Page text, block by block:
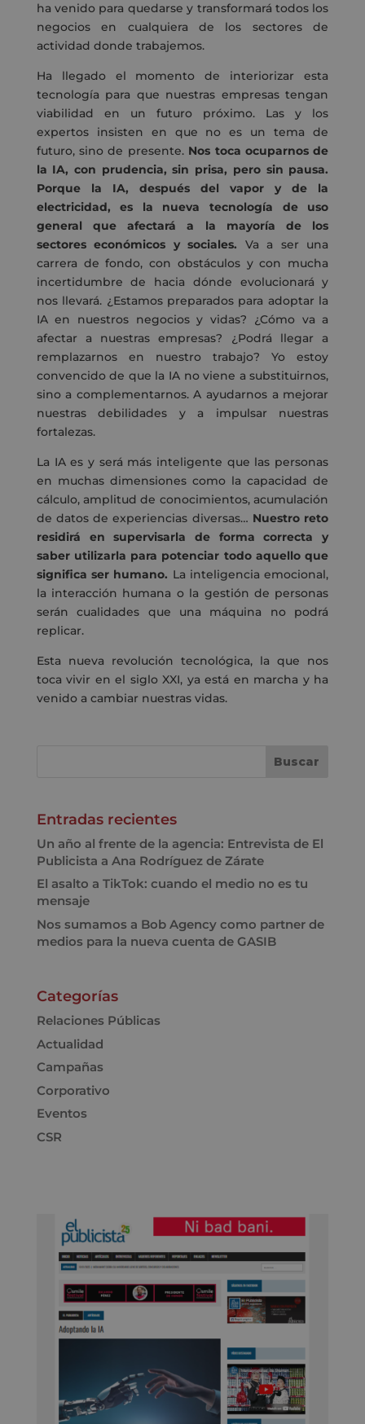
ha venido para quedarse y transformará todos los
negocios en cualquiera de los sectores de
actividad donde trabajemos.
Ha llegado el momento de interiorizar esta
tecnología para que nuestras empresas tengan
viabilidad en un futuro próximo. Las y los
expertos insisten en que no es un tema de
futuro, sino de presente. Nos toca ocuparnos de
la IA, con prudencia, sin prisa, pero sin pausa.
Porque la IA, después del vapor y de la
electricidad, es la nueva tecnología de uso
general que afectará a la mayoría de los
sectores económicos y sociales. Va a ser una
carrera de fondo, con obstáculos y con mucha
incertidumbre de hacia dónde evolucionará y
nos llevará. ¿Estamos preparados para adoptar la
IA en nuestros negocios y vidas? ¿Cómo va a
afectar a nuestras empresas? ¿Podrá llegar a
remplazarnos en nuestro trabajo? Yo estoy
convencido de que la IA no viene a substituirnos,
sino a complementarnos. A ayudarnos a mejorar
nuestras debilidades y a impulsar nuestras
fortalezas.
La IA es y será más inteligente que las personas
en muchas dimensiones como la capacidad de
cálculo, amplitud de conocimientos, acumulación
de datos de experiencias diversas… Nuestro reto
residirá en supervisarla de forma correcta y
saber utilizarla para potenciar todo aquello que
significa ser humano. La inteligencia emocional,
la interacción humana o la gestión de personas
serán cualidades que una máquina no podrá
replicar.
Esta nueva revolución tecnológica, la que nos
toca vivir en el siglo XXI, ya está en marcha y ha
venido a cambiar nuestras vidas.
Entradas recientes
Un año al frente de la agencia: Entrevista de El
Publicista a Ana Rodríguez de Zárate
El asalto a TikTok: cuando el medio no es tu
mensaje
Nos sumamos a Bob Agency como partner de
medios para la nueva cuenta de GASIB
Categorías
Relaciones Públicas
Actualidad
Campañas
Corporativo
Eventos
CSR